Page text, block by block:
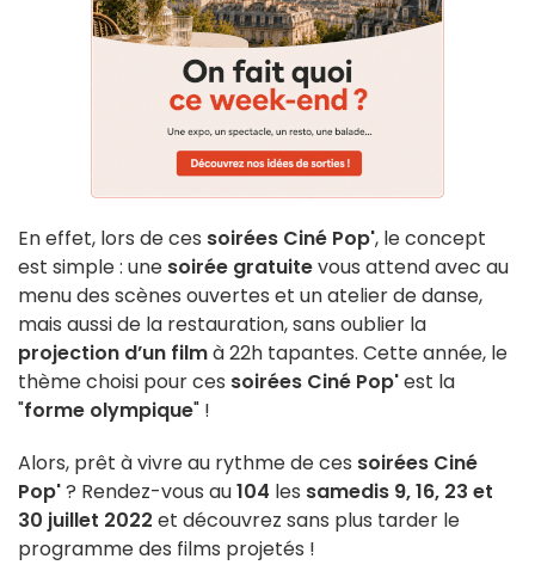
En effet, lors de ces soirées Ciné Pop', le concept
est simple : une soirée gratuitevous attend avec au
menu des scènes ouvertes et un atelier de danse,
mais aussi de la restauration, sans oublier la
projection d’un filmà 22h tapantes. Cette année, le
thème choisi pour ces soirées Ciné Pop'est la
"forme olympique" !
Alors, prêt à vivre au rythme de ces soirées Ciné
Pop'? Rendez-vous au104 les samedis 9, 16, 23 et
30 juillet 2022 et découvrez sans plus tarder le
programme des films projetés !